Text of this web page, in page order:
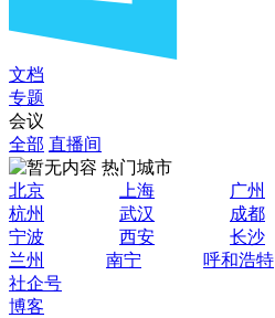
文档
专题
会议
全部 直播间
热门城市
北京
上海 广州
杭州
武汉 成都
宁波
西安 长沙
兰州
南宁 呼和浩特
社企号
博客